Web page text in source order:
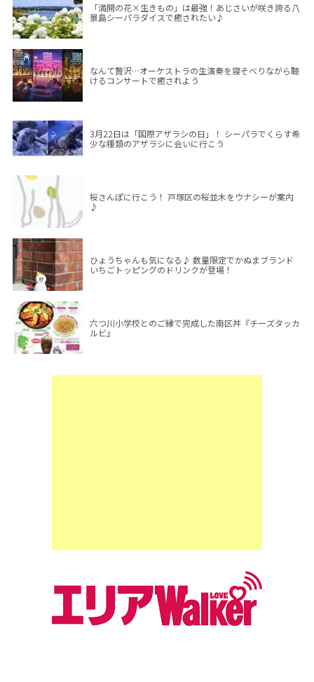
「満開の花×生きもの」は最強！あじさいが咲き誇る八
景島シーパラダイスで癒されたい♪
なんて贅沢…オーケストラの生演奏を寝そべりながら聴
けるコンサートで癒されよう
3月22日は「国際アザラシの日」！ シーパラでくらす希
少な種類のアザラシに会いに行こう
桜さんぽに行こう！ 戸塚区の桜並木をウナシーが案内
♪
ひょうちゃんも気になる♪ 数量限定でかぬまブランド
いちごトッピングのドリンクが登場！
六つ川小学校とのご縁で完成した南区丼『チーズタッカ
ルビ』